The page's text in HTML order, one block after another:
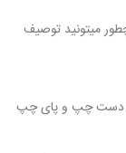
میتونید توصیف
دست چپ و پای چپ